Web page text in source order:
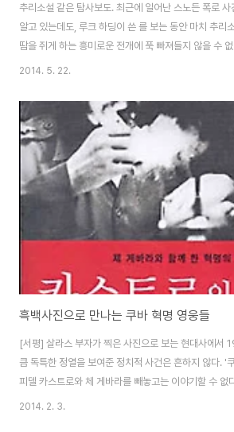
추리소설 같은 탐사보도. 최근에 일어난 스노든 폭로
알고 있는데도, 루크 하딩이 쓴 를 보는 동안 마치 추리
땀을 쥐게 하는 흥미로운 전개에 푹 빠져들지 않을 수
만, 에드워드 스노든은 역사상 가장 '비범한' 내부고발자
세계에서 가장 막강한 정보기관인 미국 국가안보국
빼돌려 언론을 통해 정보 기관의 불법적인 정보수집을
의 안전보장을 책임지고 있으며 법적 구속력에서 자유
의 영국협력단체인 정보통신본부(GCHQ)는 인터넷과
머쥔 거대기업과 비밀리..
2014. 5. 22.
흑백사진으로 만나는 쿠바 혁명 영웅들
[서평] 살라스 부자가 찍은 사진으로 보는 현대사에서
큼 독특한 정열을 보여준 정치적 사건은 흔하지 않다. '
피델 카스트로와 체 게바라를 빼놓고는 이야기할 수 없
쿠바를 이끌고 있는 카스트로는 1967년 볼리비아에서
2014. 2. 3.